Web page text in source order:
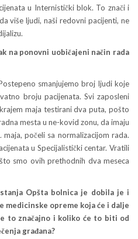
u Internistički blok. To znači i
više ljudi, naši redovni pacijenti, ne
ponovni uobičajeni način rada
smanjujemo broj ljudi koje
broju pacijenata. Svi zaposleni
maja testirani dva puta, pošto
mesta u ne-kovid zonu, da imaju
počeli sa normalizacijom rada.
u Specijalistički centar. Vratili
smo ovih prethodnih dva meseca
Opšta bolnica je dobila je i
medicinske opreme koja će i dalje
to značajno i koliko će to biti od
građana?